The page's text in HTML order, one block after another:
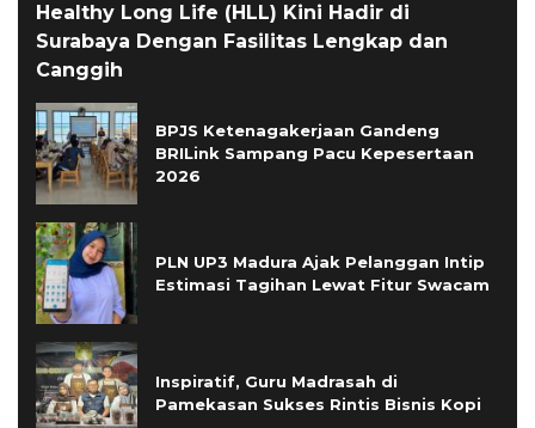
Healthy Long Life (HLL) Kini Hadir di
Surabaya Dengan Fasilitas Lengkap dan
Canggih
BPJS Ketenagakerjaan Gandeng
BRILink Sampang Pacu Kepesertaan
2026
PLN UP3 Madura Ajak Pelanggan Intip
Estimasi Tagihan Lewat Fitur Swacam
Inspiratif, Guru Madrasah di
Pamekasan Sukses Rintis Bisnis Kopi